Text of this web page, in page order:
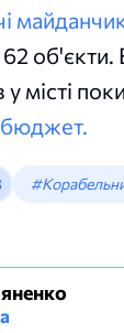
об'єкти.
місті